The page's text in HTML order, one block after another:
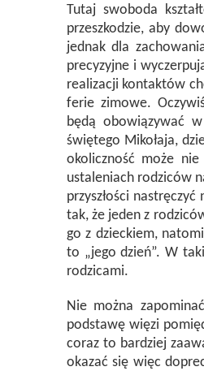
Tutaj swoboda
przeszkodzie, aby
jednak dla
precyzyjne i
realizacji kontaktów
ferie zimowe.
będą obowiązywać
świętego Mikołaja,
okoliczność może
ustaleniach rodziców
przyszłości
tak, że jeden z
go z dzieckiem,
to „jego dzień”. W
rodzicami.
Nie można
podstawę więzi
coraz to bardziej
okazać się więc